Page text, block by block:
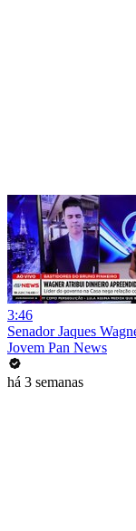
3:46
Senador Jaques
Jovem Pan News
há 3 semanas